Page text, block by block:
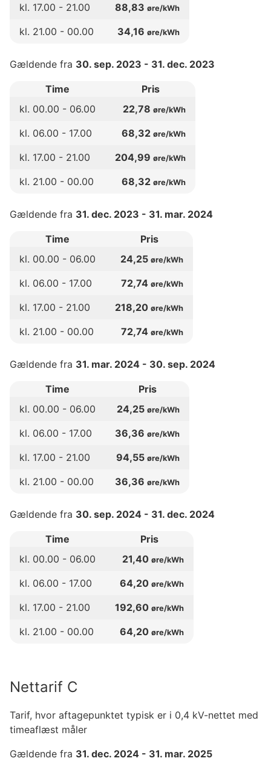
kl. 17.00 - 21.00 88,83 øre/kWh
kl. 21.00 - 00.00 34,16 øre/kWh
Gældende fra 30. sep. 2023 - 31. dec. 2023
Time
Pris
kl. 00.00 - 06.00 22,78 øre/kWh
kl. 06.00 - 17.00 68,32 øre/kWh
kl. 17.00 - 21.00 204,99 øre/kWh
kl. 21.00 - 00.00 68,32 øre/kWh
Gældende fra 31. dec. 2023 - 31. mar. 2024
Time
Pris
kl. 00.00 - 06.00 24,25 øre/kWh
kl. 06.00 - 17.00 72,74 øre/kWh
kl. 17.00 - 21.00 218,20 øre/kWh
kl. 21.00 - 00.00 72,74 øre/kWh
Gældende fra 31. mar. 2024 - 30. sep. 2024
Time
Pris
kl. 00.00 - 06.00 24,25 øre/kWh
kl. 06.00 - 17.00 36,36 øre/kWh
kl. 17.00 - 21.00 94,55 øre/kWh
kl. 21.00 - 00.00 36,36 øre/kWh
Gældende fra 30. sep. 2024 - 31. dec. 2024
Time
Pris
kl. 00.00 - 06.00 21,40 øre/kWh
kl. 06.00 - 17.00 64,20 øre/kWh
kl. 17.00 - 21.00 192,60 øre/kWh
kl. 21.00 - 00.00 64,20 øre/kWh
Nettarif C
Tarif, hvor aftagepunktet typisk er i 0,4 kV-nettet med
timeaflæst måler
Gældende fra 31. dec. 2024 - 31. mar. 2025